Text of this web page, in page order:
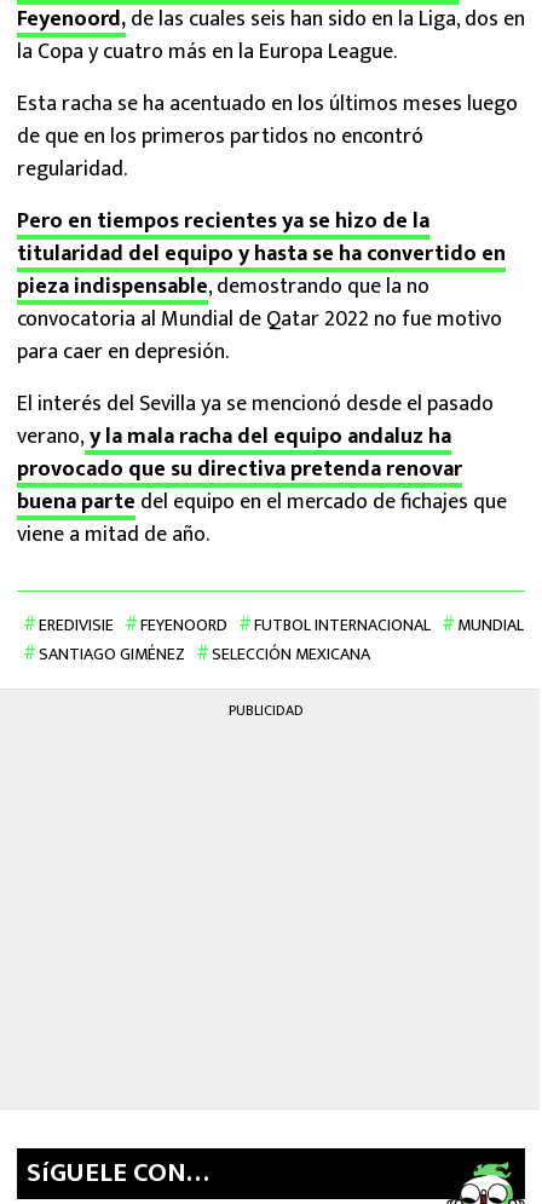
Feyenoord,de las cuales seis han sido en la Liga, dos en
la Copa y cuatro más en la Europa League.
Esta racha se ha acentuado en los últimos meses luego
de que en los primeros partidos no encontró
regularidad.
Pero en tiempos recientes ya se hizo de la
titularidad del equipo y hasta se ha convertido en
pieza indispensable, demostrando que la no
convocatoria al Mundial de Qatar 2022 no fue motivo
para caer en depresión.
El interés del Sevilla ya se mencionó desde el pasado
verano,y la mala racha del equipo andaluz ha
provocado que su directiva pretenda renovar
buena parte del equipo en el mercado de fichajes que
viene a mitad de año.
EREDIVISIE FEYENOORD FUTBOL INTERNACIONAL
MUNDIAL
SANTIAGO GIMÉNEZ
SELECCIÓN MEXICANA
PUBLICIDAD
SíGUELE CON…